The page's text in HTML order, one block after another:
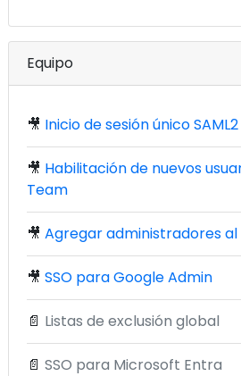
Equipo
🎥 Inicio de sesión único SAML2
🎥 Habilitación de nuevos
Team
🎥 Agregar administradores al
🎥 SSO para Google Admin
📄 Listas de exclusión global
📄 SSO para Microsoft Entra